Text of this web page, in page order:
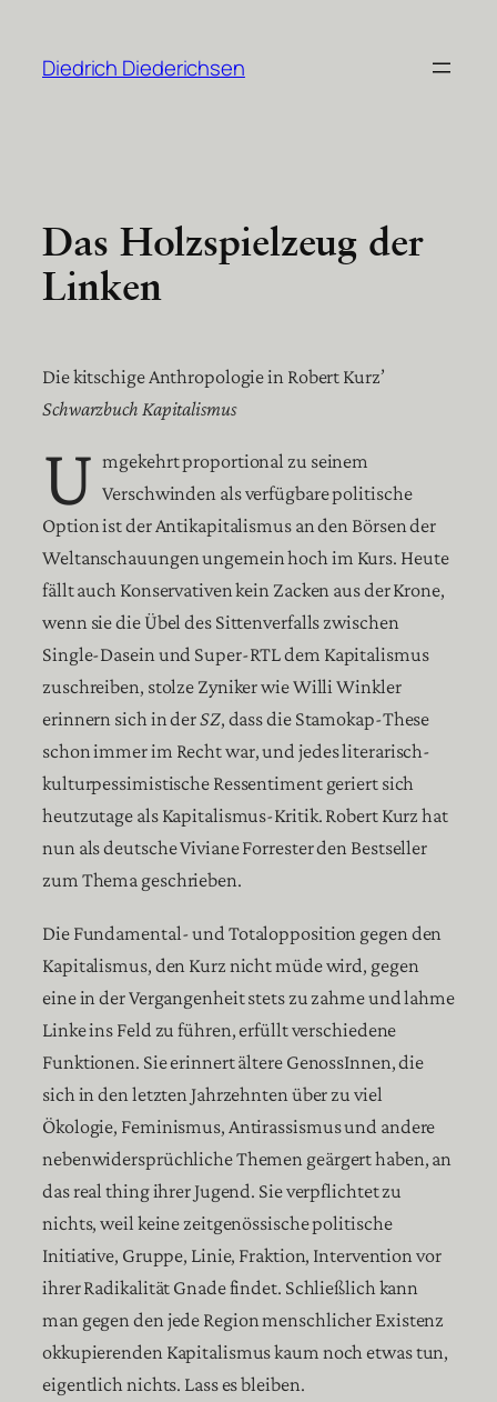
springen
Diedrich Diederichsen
Das Holzspielzeug der
Linken
Die kitschige Anthropologie in Robert Kurz’
Schwarzbuch Kapitalismus
U mgekehrt proportional zu seinem
Verschwinden als verfügbare politische
Option ist der Antikapitalismus an den Börsen der
Weltanschauungen ungemein hoch im Kurs. Heute
fällt auch Konservativen kein Zacken aus der Krone,
wenn sie die Übel des Sittenverfalls zwischen
Single-Dasein und Super-RTL dem Kapitalismus
zuschreiben, stolze Zyniker wie Willi Winkler
erinnern sich in derSZ, dass die Stamokap-These
schon immer im Recht war, und jedes literarisch-
kulturpessimistische Ressentiment geriert sich
heutzutage als Kapitalismus-Kritik. Robert Kurz hat
nun als deutsche Viviane Forrester den Bestseller
zum Thema geschrieben.
Die Fundamental- und Totalopposition gegen den
Kapitalismus, den Kurz nicht müde wird, gegen
eine in der Vergangenheit stets zu zahme und lahme
Linke ins Feld zu führen, erfüllt verschiedene
Funktionen. Sie erinnert ältere GenossInnen, die
sich in den letzten Jahrzehnten über zu viel
Ökologie, Feminismus, Antirassismus und andere
nebenwidersprüchliche Themen geärgert haben, an
das real thing ihrer Jugend. Sie verpflichtet zu
nichts, weil keine zeitgenössische politische
Initiative, Gruppe, Linie, Fraktion, Intervention vor
ihrer Radikalität Gnade findet. Schließlich kann
man gegen den jede Region menschlicher Existenz
okkupierenden Kapitalismus kaum noch etwas tun,
eigentlich nichts. Lass es bleiben.